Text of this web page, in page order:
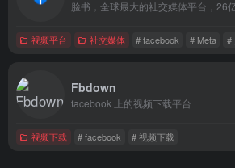
脸书，全球最大的社交媒体平台，26
视频平台 社交媒体 # facebook # Meta #
Fbdown
facebook 上的视频下载平台
视频下载 # facebook # 视频下载